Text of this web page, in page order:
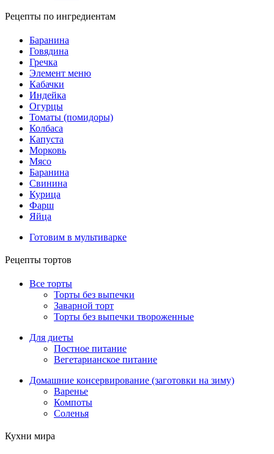
Рецепты по ингредиентам
Баранина
Говядина
Гречка
Элемент меню
Кабачки
Индейка
Огурцы
Томаты (помидоры)
Колбаса
Капуста
Морковь
Мясо
Баранина
Свинина
Курица
Фарш
Яйца
Готовим в мультиварке
Рецепты тортов
Все торты
Торты без выпечки
Заварной торт
Торты без выпечки твороженные
Для диеты
Постное питание
Вегетарианское питание
Домашние консервирование (заготовки на зиму)
Варенье
Компоты
Соленья
Кухни мира